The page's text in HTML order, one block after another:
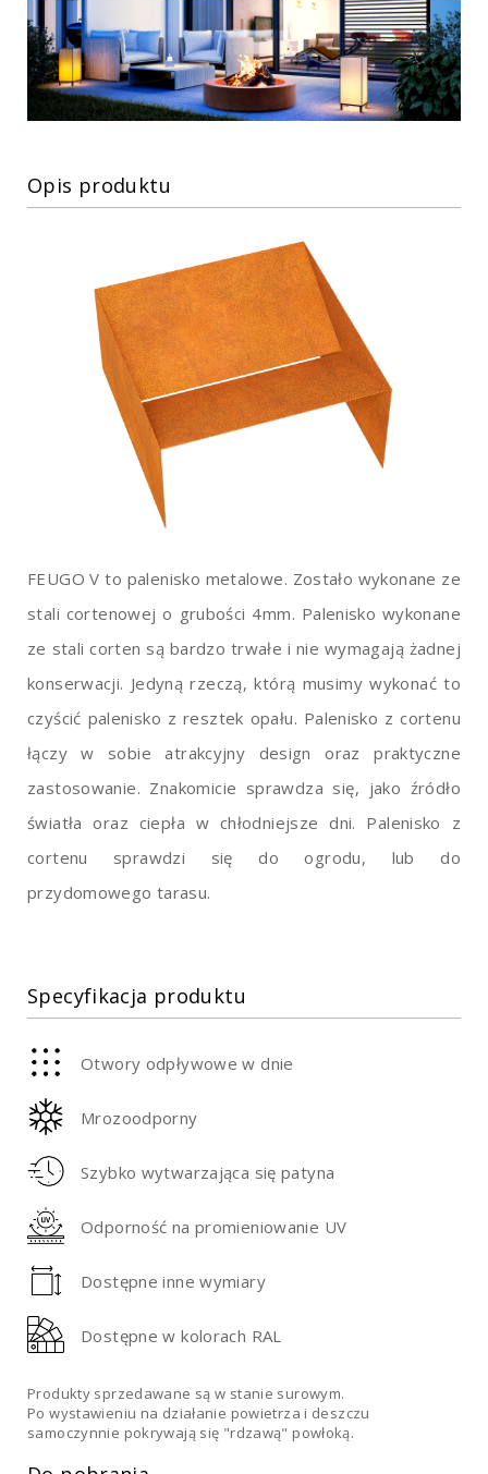
Opis produktu
FEUGO V to palenisko metalowe. Zostało wykonane ze
stali cortenowej o grubości 4mm. Palenisko wykonane
ze stali corten są bardzo trwałe i nie wymagają żadnej
konserwacji. Jedyną rzeczą, którą musimy wykonać to
czyścić palenisko z resztek opału. Palenisko z cortenu
łączy w sobie atrakcyjny design oraz praktyczne
zastosowanie. Znakomicie sprawdza się, jako źródło
światła oraz ciepła w chłodniejsze dni. Palenisko z
cortenu sprawdzi się do ogrodu, lub do
przydomowego tarasu.
Specyfikacja produktu
Otwory odpływowe w dnie
Mrozoodporny
Szybko wytwarzająca się patyna
Odporność na promieniowanie UV
Dostępne inne wymiary
Dostępne w kolorach RAL
Produkty sprzedawane są w stanie surowym.
Po wystawieniu na działanie powietrza i deszczu
samoczynnie pokrywają się "rdzawą" powłoką.